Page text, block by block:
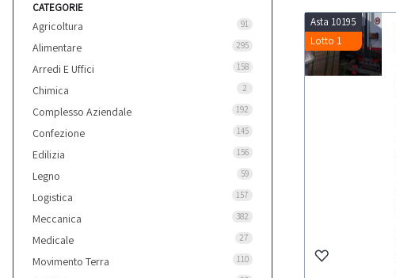
CATEGORIE
Agricoltura 91
Alimentare 295
Arredi E Uffici 158
Chimica 2
Complesso Aziendale 192
Confezione 145
Edilizia 156
Legno 59
Logistica 157
Meccanica 382
Medicale 27
Movimento Terra 110
Asta 10195
Lotto 1